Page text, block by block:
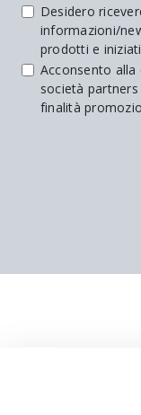
Desidero
informazioni/
prodotti e
Acconsento alla
società
finalità